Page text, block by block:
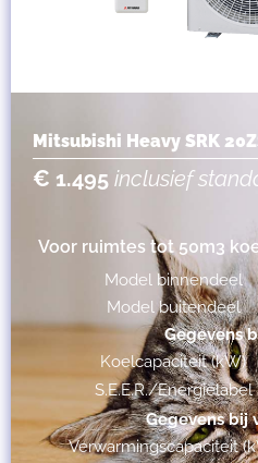
Mitsubishi Heavy SRK
€ 1.495 inclusief
Voor ruimtes tot 50m3
Model binnendeel
Model buitendeel
Gegevens
Koelcapaciteit (kW)
S.E.E.R./Energielabel
Gegevens bij
Verwarmingscapaciteit